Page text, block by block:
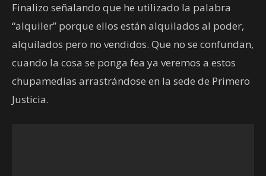
Finalizo señalando que he utilizado la palabra
“alquiler” porque ellos están alquilados al poder,
alquilados pero no vendidos. Que no se confundan,
cuando la cosa se ponga fea ya veremos a estos
chupamedias arrastrándose en la sede de Primero
Justicia.